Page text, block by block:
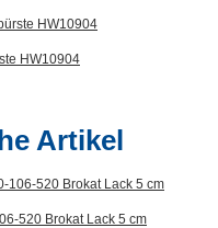
HW10904
Artikel
520 Brokat Lack 5 cm